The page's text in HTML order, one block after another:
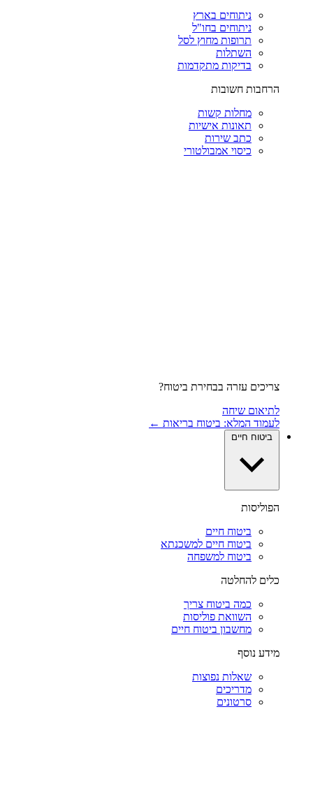
ניתוחים בארץ
ניתוחים בחו"ל
תרופות מחוץ לסל
השתלות
בדיקות מתקדמות
הרחבות חשובות
מחלות קשות
תאונות אישיות
כתב שירות
כיסוי אמבולטורי
צריכים עזרה בבחירת ביטוח?
לתיאום שיחה
לעמוד המלא: ביטוח בריאות ←
ביטוח חיים
הפוליסות
ביטוח חיים
ביטוח חיים למשכנתא
ביטוח למשפחה
כלים להחלטה
כמה ביטוח צריך
השוואת פוליסות
מחשבון ביטוח חיים
מידע נוסף
שאלות נפוצות
מדריכים
סרטונים